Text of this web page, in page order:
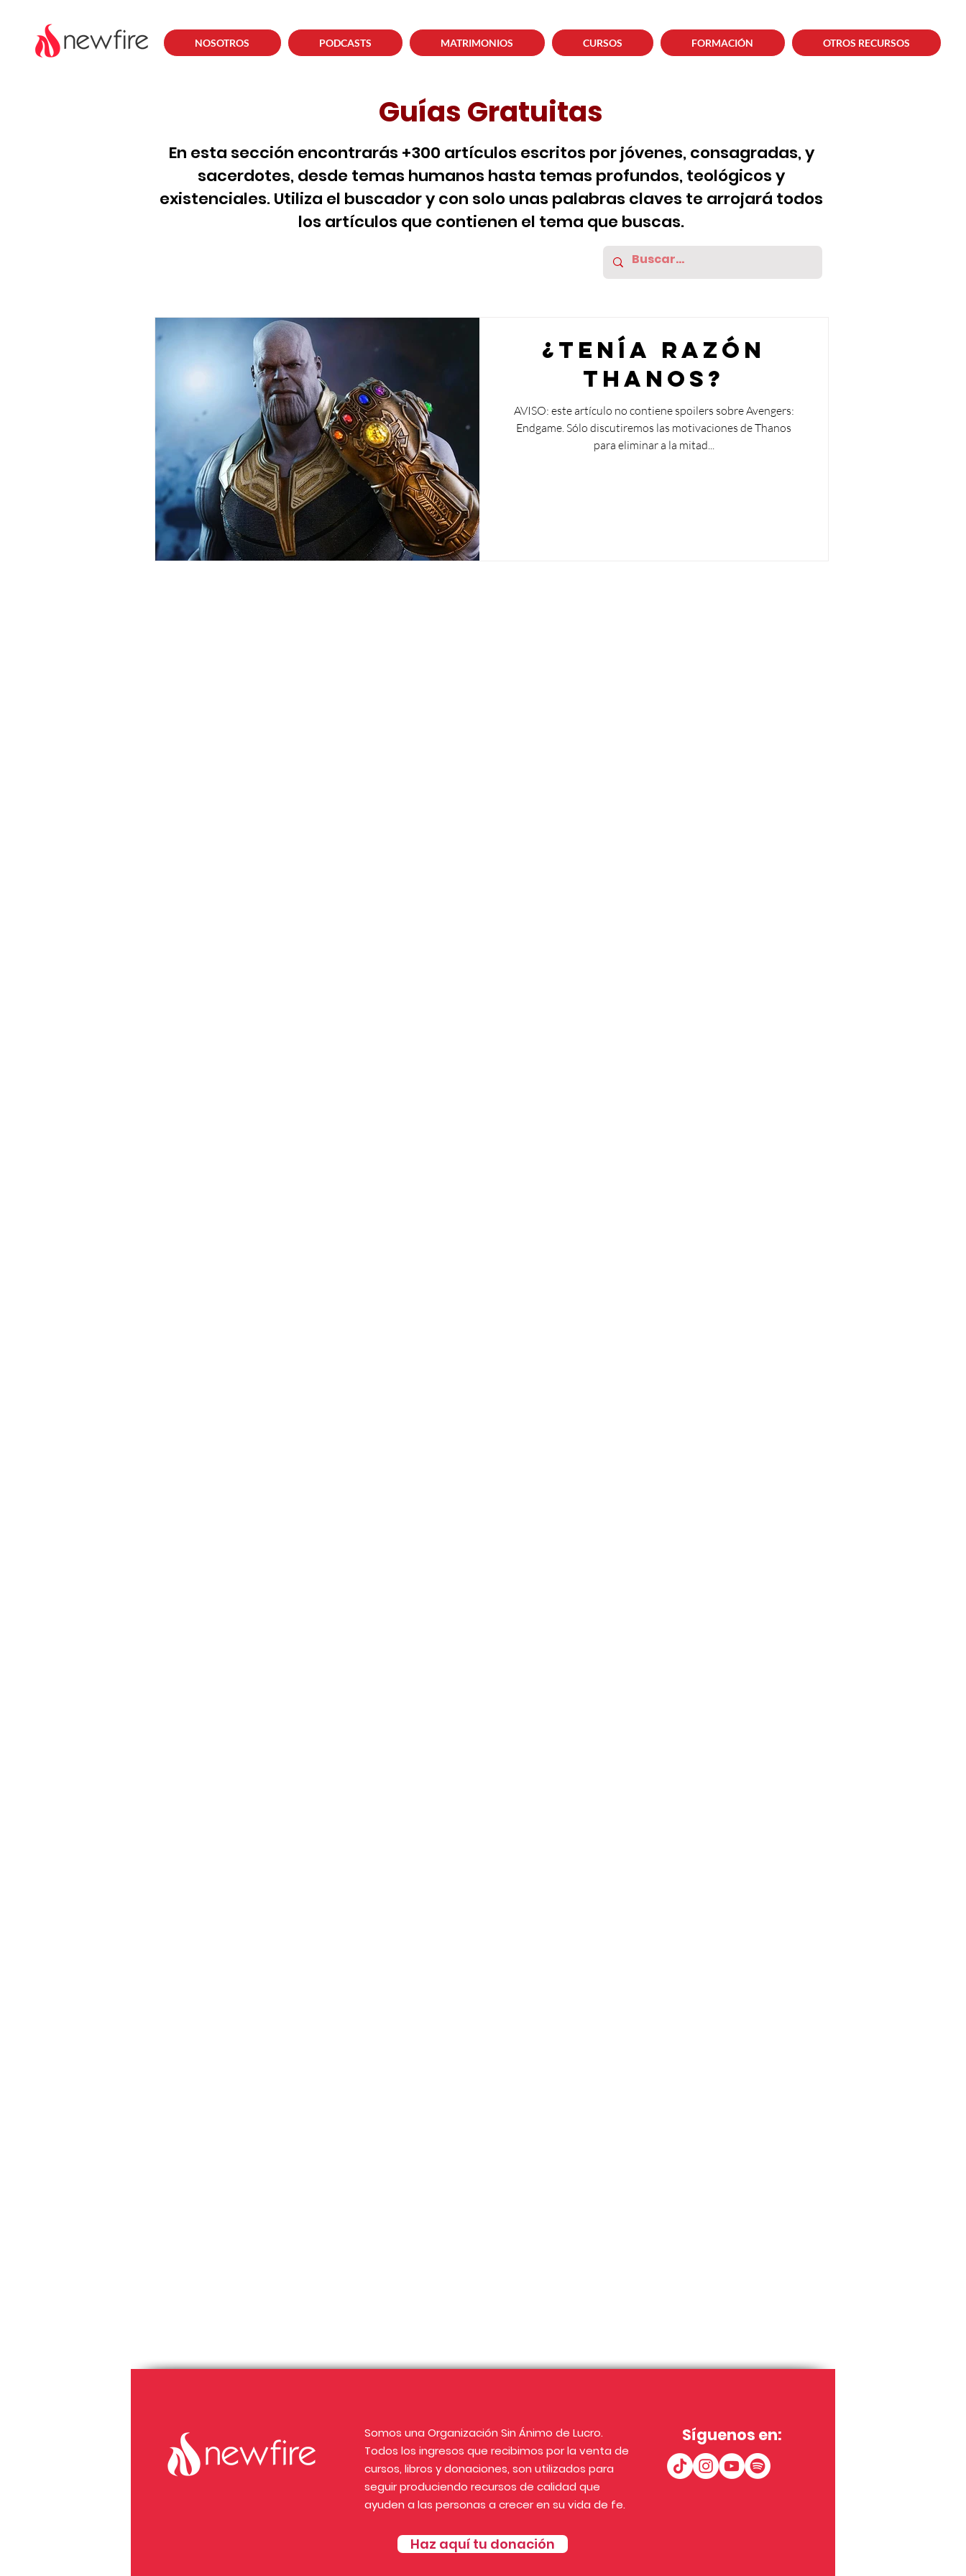
NOSOTROS PODCASTS MATRIMONIOS CURSOS FORMACIÓN OTROS RECURSOS
Guías Gratuitas
En esta sección encontrarás +300 artículos escritos por jóvenes, consagradas, y
sacerdotes, desde temas humanos hasta temas profundos, teológicos y
existenciales. Utiliza el buscador y con solo unas palabras claves te arrojará todos
los artículos que contienen el tema que buscas.
¿Tenía razón
Thanos?
AVISO: este artículo no contiene spoilers sobre Avengers:
Endgame. Sólo discutiremos las motivaciones de Thanos
para eliminar a la mitad...
Somos una Organización Sin Ánimo de Lucro.
Todos los ingresos que recibimos por la venta de
cursos, libros y donaciones, son utilizados para
seguir produciendo recursos de calidad que
ayuden a las personas a crecer en su vida de fe.
Síguenos en:
Haz aquí tu donación